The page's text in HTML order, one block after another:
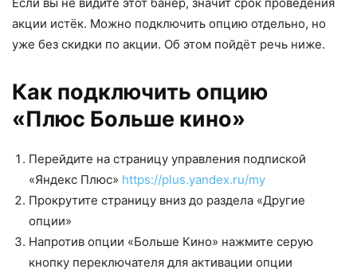
акции истёк. Можно подключить опцию отдельно, но
уже без скидки по акции. Об этом пойдёт речь ниже.
Как подключить опцию
«Плюс Больше кино»
Перейдите на страницу управления подпиской
«Яндекс Плюс» https://plus.yandex.ru/my
Прокрутите страницу вниз до раздела «Другие
опции»
Напротив опции «Больше Кино» нажмите серую
кнопку переключателя для активации опции